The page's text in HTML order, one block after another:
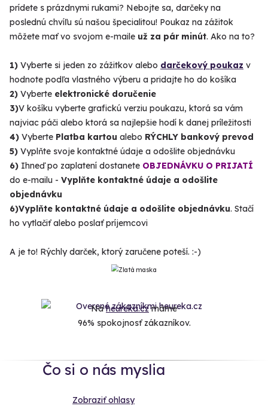
prídete s prázdnymi rukami? Nebojte sa, darčeky na
poslednú chvíľu sú našou špecialitou! Poukaz na zážitok
môžete mať vo svojom e-maile už za pár minút. Ako na to?
1) Vyberte si jeden zo zážitkov alebo darčekový poukaz v
hodnote podľa vlastného výberu a pridajte ho do košíka
2) Vyberte elektronické doručenie
3)V košíku vyberte grafickú verziu poukazu, ktorá sa vám
najviac páči alebo ktorá sa najlepšie hodí k danej príležitosti
4) Vyberte Platba kartou alebo RÝCHLY bankový prevod
5) Vyplňte svoje kontaktné údaje a odošlite objednávku
6) Ihneď po zaplatení dostanete OBJEDNÁVKU O PRIJATÍ
do e-mailu - Vyplňte kontaktné údaje a odošlite
objednávku
6)Vyplňte kontaktné údaje a odošlite objednávku. Stačí
ho vytlačiť alebo poslať príjemcovi
A je to! Rýchly darček, ktorý zaručene poteší. :-)
Naheureka.czmáme
96% spokojnosť zákazníkov.
Čo si o nás myslia
Zobraziť ohlasy